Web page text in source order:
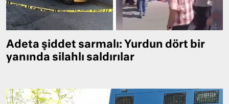
Adeta şiddet sarmalı: Yurdun dört bir
yanında silahlı saldırılar